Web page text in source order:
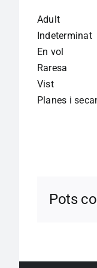
Adult
Indeterminat
En vol
Raresa
Vist
Planes i
Pots